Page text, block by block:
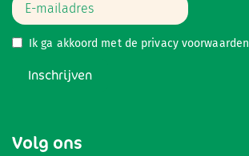
Ik ga akkoord met de privacy voorwaarden
Inschrijven
Volg ons